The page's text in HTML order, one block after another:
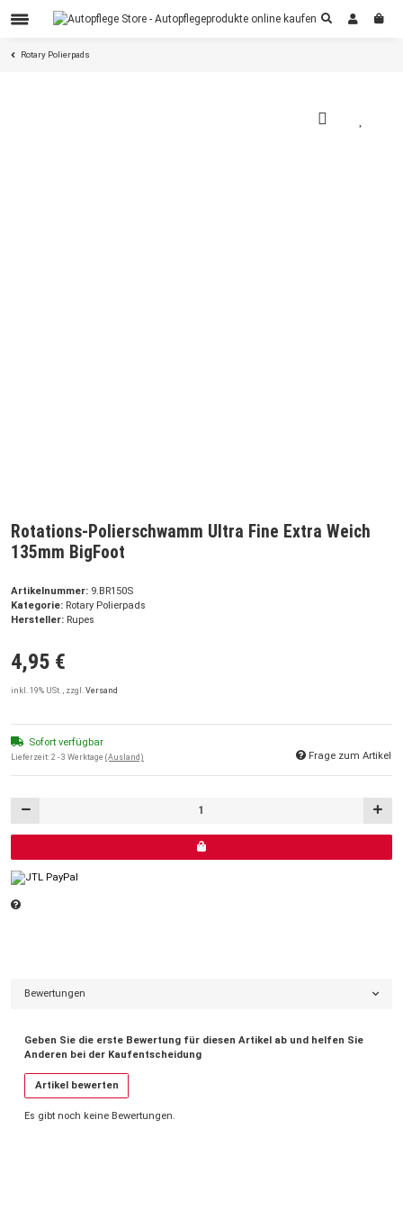
Rotary Polierpads
Rotations-Polierschwamm Ultra Fine Extra Weich
135mm BigFoot
Artikelnummer: 9.BR150S
Kategorie: Rotary Polierpads
Hersteller: Rupes
4,95 €
inkl. 19% USt. , zzgl. Versand
Sofort verfügbar
Lieferzeit: 2 - 3 Werktage (Ausland) Frage zum Artikel
Bewertungen
Geben Sie die erste Bewertung für diesen Artikel ab und helfen Sie
Anderen bei der Kaufentscheidung
Artikel bewerten
Es gibt noch keine Bewertungen.